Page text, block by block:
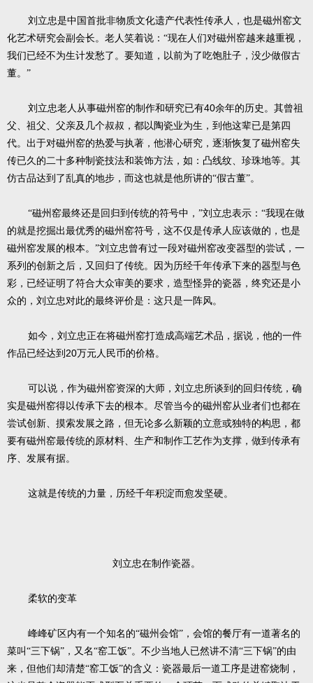
刘立忠是中国首批非物质文化遗产代表性传承人，也是磁州窑文
化艺术研究会副会长。老人笑着说：“现在人们对磁州窑越来越重视，
我们已经不为生计发愁了。要知道，以前为了吃饱肚子，没少做假古
董。”
刘立忠老人从事磁州窑的制作和研究已有40余年的历史。其曾祖
父、祖父、父亲及几个叔叔，都以陶瓷业为生，到他这辈已是第四
代。出于对磁州窑的热爱与执著，他潜心研究，逐渐恢复了磁州窑失
传已久的二十多种制瓷技法和装饰方法，如：凸线纹、珍珠地等。其
仿古品达到了乱真的地步，而这也就是他所讲的“假古董”。
“磁州窑最终还是回归到传统的符号中，”刘立忠表示：“我现在做
的就是挖掘出最优秀的磁州窑符号，这不仅是传承人应该做的，也是
磁州窑发展的根本。”刘立忠曾有过一段对磁州窑改变器型的尝试，一
系列的创新之后，又回归了传统。因为历经千年传承下来的器型与色
彩，已经证明了符合大众审美的要求，造型怪异的瓷器，终究还是小
众的，刘立忠对此的最终评价是：这只是一阵风。
如今，刘立忠正在将磁州窑打造成高端艺术品，据说，他的一件
作品已经达到 20万元人民币的价格。
可以说，作为磁州窑资深的大师，刘立忠所谈到的回归传统，确
实是磁州窑得以传承下去的根本。尽管当今的磁州窑从业者们也都在
尝试创新、摸索发展之路，但无论多么新颖的立意或独特的构思，都
要有磁州窑最传统的原材料、生产和制作工艺作为支撑，做到传承有
序、发展有据。
这就是传统的力量，历经千年积淀而愈发坚硬。
刘立忠在制作瓷器。
柔软的变革
峰峰矿区内有一个知名的“磁州会馆”，会馆的餐厅有一道著名的
菜叫“三下锅”，又名“窑工饭”。不少当地人已然讲不清“三下锅”的由
来，但他们却清楚“窑工饭”的含义：瓷器最后一道工序是进窑烧制，